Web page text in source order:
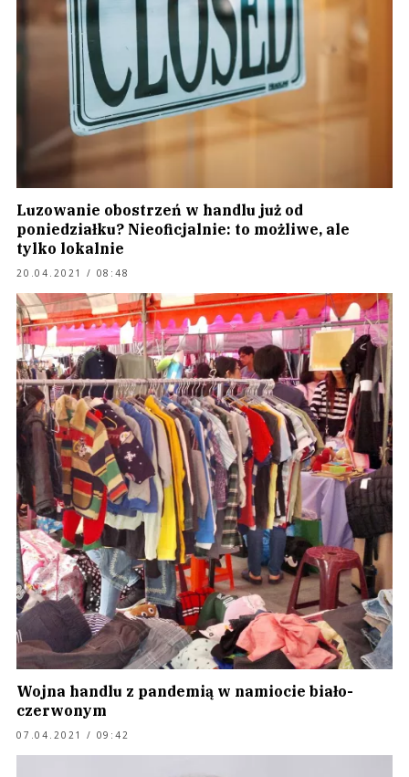
Luzowanie obostrzeń w handlu już od
poniedziałku? Nieoficjalnie: to możliwe, ale
tylko lokalnie
20.04.2021 / 08:48
Wojna handlu z pandemią w namiocie biało-
czerwonym
07.04.2021 / 09:42